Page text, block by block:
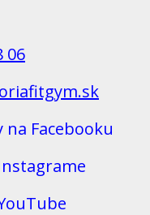
06
na Facebooku